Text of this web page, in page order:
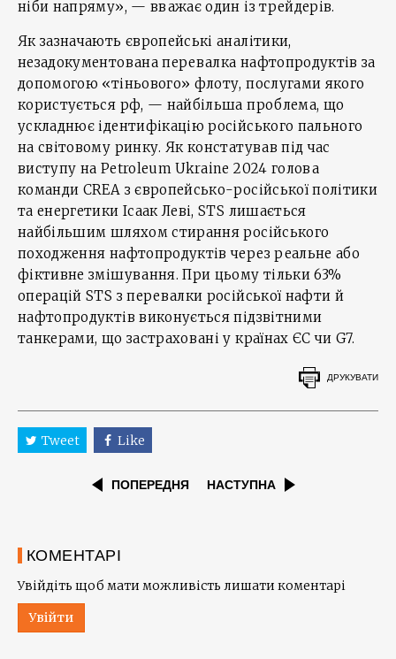
ніби напряму», — вважає один із трейдерів.
Як зазначають європейські аналітики,
незадокументована перевалка нафтопродуктів за
допомогою «тіньового» флоту, послугами якого
користується рф, — найбільша проблема, що
ускладнює ідентифікацію російського пального
на світовому ринку. Як констатував під час
виступу на Petroleum Ukraine 2024 голова
команди CREA з європейсько-російської політики
та енергетики Ісаак Леві, STS лишається
найбільшим шляхом стирання російського
походження нафтопродуктів через реальне або
фіктивне змішування. При цьому тільки 63%
операцій STS з перевалки російської нафти й
нафтопродуктів виконується підзвітними
танкерами, що застраховані у країнах ЄС чи G7.
ДРУКУВАТИ
Tweet Like
ПОПЕРЕДНЯ НАСТУПНА
КОМЕНТАРІ
Увійдіть щоб мати можливість лишати коментарі
Увійти